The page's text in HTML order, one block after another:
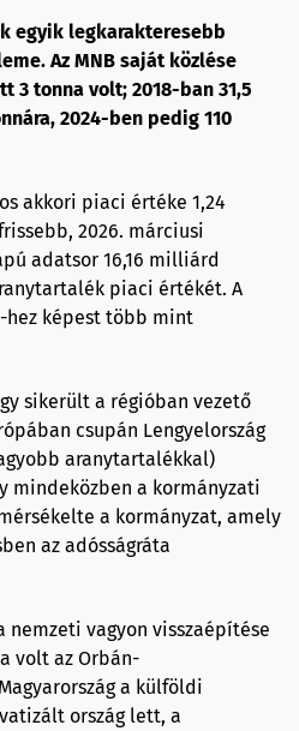
egyik legkarakteresebb
Az MNB saját közlése
3 tonna volt; 2018-ban 31,5
2024-ben pedig 110
akkori piaci értéke 1,24
2026. márciusi
adatsor 16,16 milliárd
piaci értékét. A
hez képest több mint
sikerült a régióban vezető
csupán Lengyelország
aranytartalékkal)
a kormányzati
a kormányzat, amely
az adósságráta
vagyon visszaépítése
volt az Orbán-
a külföldi
ország lett, a